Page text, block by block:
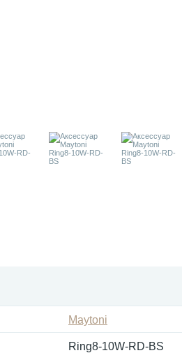
Maytoni
Ring8-10W-RD-BS